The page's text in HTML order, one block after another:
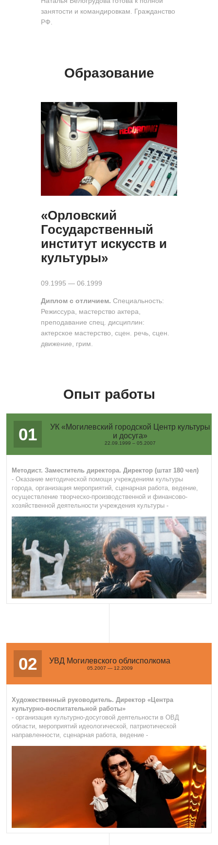
занятости и командировкам. Гражданство
РФ.
Образование
«Орловский
Государственный
институт искусств и
культуры»
09.1995 — 06.1999
Диплом с отличием. Специальность:
Режиссура, мастерство актера,
преподавание спец. дисциплин:
актерское мастерство, сцен. речь, сцен.
движение, грим.
Опыт работы
01
УК «Могилевский городской Центр культуры
и досуга»
22.09.1999 – 05.2007
Методист. Заместитель директора. Директор (штат 180 чел)
- Оказание методической помощи учреждениям культуры
города, организация мероприятий, сценарная работа, ведение,
осуществление творческо-производственной и финансово-
хозяйственной деятельности учреждения культуры -
02 УВД Могилевского облисполкома
05.2007 — 12.2009
Художественный руководитель. Директор «Центра
культурно-воспитательной работы»
- организация культурно-досуговой деятельности в ОВД
области, мероприятий идеологической, патриотической
направленности, сценарная работа, ведение -